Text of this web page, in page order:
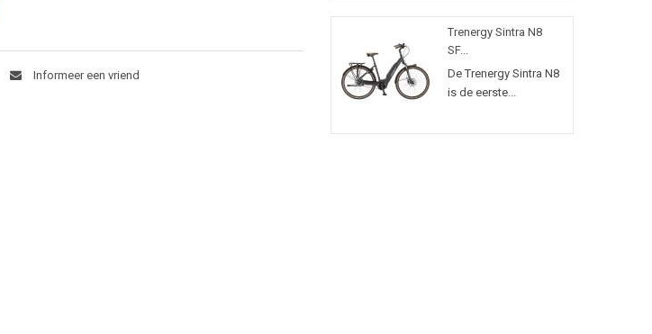
Informeer een vriend
Trenergy Sintra N8
SF...
De Trenergy Sintra N8
is de eerste...